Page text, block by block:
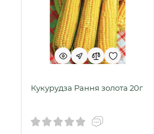
Кукурудза Рання золота 20г